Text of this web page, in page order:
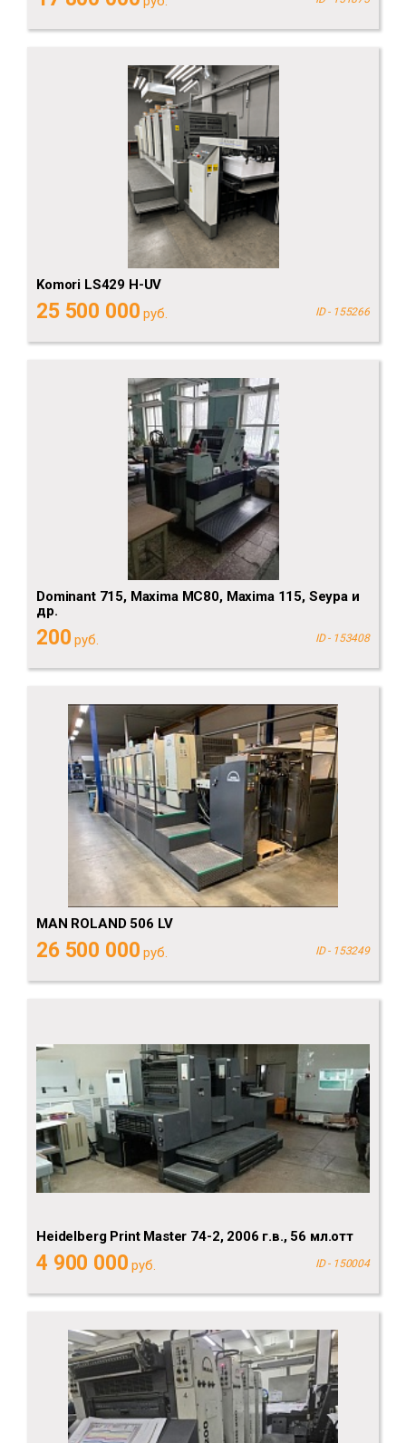
Komori LS429 H-UV
25 500 000 руб. ID - 155266
Dominant 715, Maxima MC80, Maxima 115, Seypa и
др.
200 руб. ID - 153408
MAN ROLAND 506 LV
26 500 000 руб. ID - 153249
Heidelberg Рrint Мaster 74-2, 2006 г.в., 56 мл.отт
4 900 000 руб. ID - 150004